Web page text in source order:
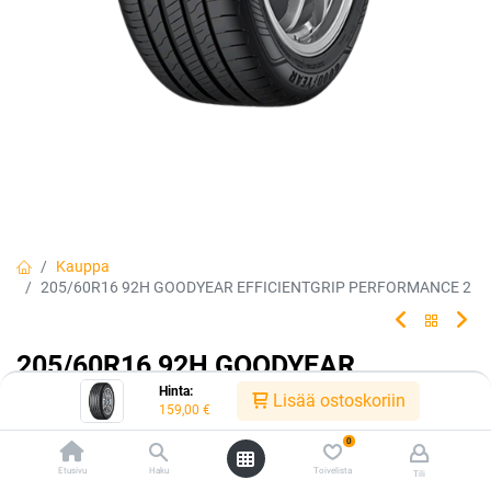
Hinta:
159,00 € Lisää ostoskoriin
Etusivu Haku
0
Toivelista Tili
Kauppa
205/60R16 92H GOODYEAR EFFICIENTGRIP PERFORMANCE 2
205/60R16 92H GOODYEAR
EFFICIENTGRIP PERFORMANCE 2
Tuotekoodi:219721